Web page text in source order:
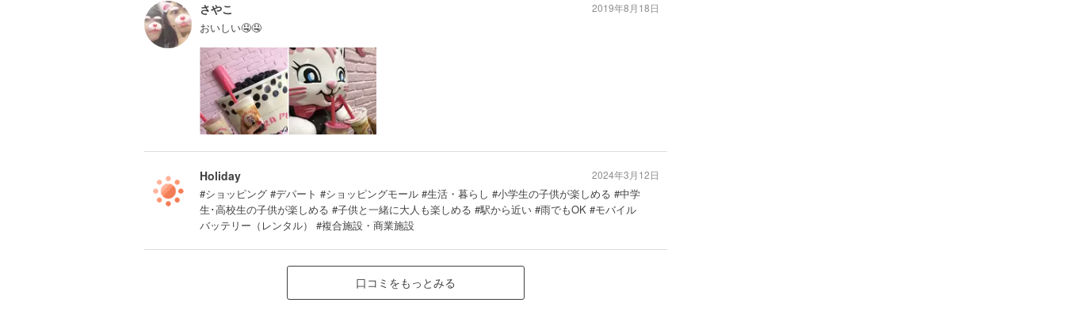
さやこ
おいしい🤤🤤
2019年8月18日
Holiday
#ショッピング #デパート #ショッピングモール #生活・暮らし #小学生の子供が楽しめる #中学
生･高校生の子供が楽しめる #子供と一緒に大人も楽しめる #駅から近い #雨でもOK #モバイル
バッテリー（レンタル） #複合施設・商業施設
2024年3月12日
口コミをもっとみる